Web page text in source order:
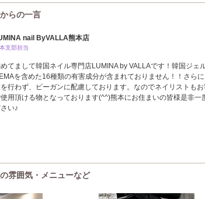
らの一言
nail ByVALLA熊本店
支部担当
てまして韓国ネイル専門店LUMINA by VALLAです！韓国ジェ
を含めた16種類の有害成分が含まれておりません！！さら
行わず、ビーガンに配慮しております。なのでネイリストも
用頂ける物となっております(^^)熊本にお住まいの皆様是非一
い♪
雰囲気・メニューなど